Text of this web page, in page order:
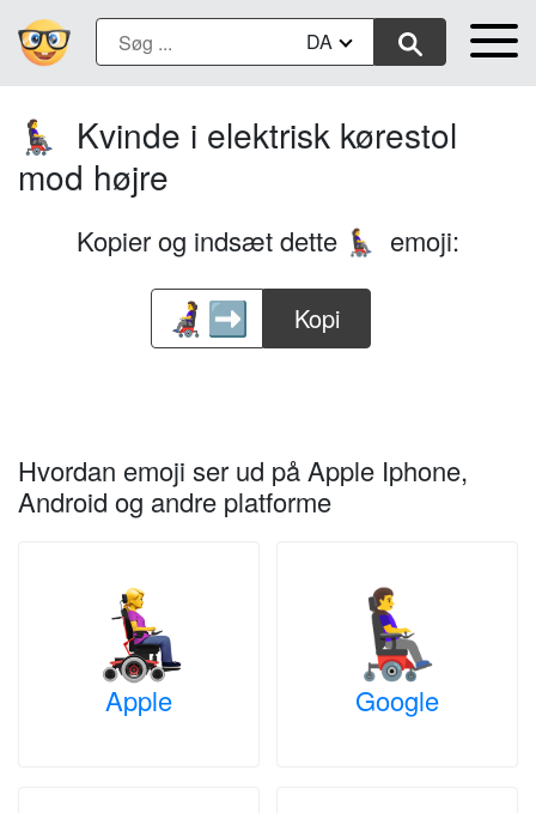
DA
👩‍🦼‍➡️
Kvinde i elektrisk kørestol
mod højre
Kopier og indsæt dette 👩‍🦼‍➡️ emoji:
Kopi
Hvordan emoji ser ud på Apple Iphone,
Android og andre platforme
Apple Google